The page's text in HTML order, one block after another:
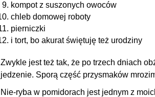
kompot z suszonych owoców
chleb domowej roboty
pierniczki
i tort, bo akurat świętuję też urodziny
Zwykle jest też tak, że po trzech dniach
jedzenie. Sporą część przysmaków
Nie-ryba w pomidorach jest jednym z